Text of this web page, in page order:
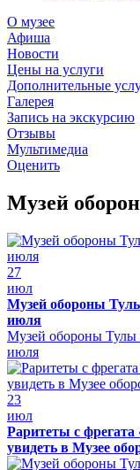
О музее
Афиша
Новости
Цены на услуги
Дополнительные
Галерея
Запись на экскурсию
Отзывы
Мультимедиа
Оценить
Музей
27
июл
Музей обороны
июля
Музей обороны Тулы
июля
23
июл
Раритеты с
увидеть в Музее